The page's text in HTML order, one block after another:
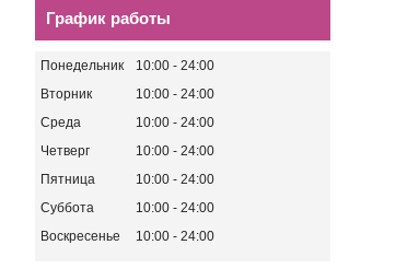
График работы
Понедельник 10:00
24:00
Вторник
10:00
24:00
Среда
10:00
24:00
Четверг
10:00
24:00
Пятница
10:00
24:00
Суббота
10:00
24:00
Воскресенье
10:00 24:00